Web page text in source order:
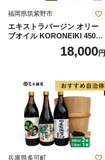
福岡県筑紫野市
エキストラバージン オリー
ブオイル KORONEIKI 450g
[筑前たなか油屋 福岡県 筑紫
野市 21760403] 油 食用油 オ
18,000円
兵庫県多可町